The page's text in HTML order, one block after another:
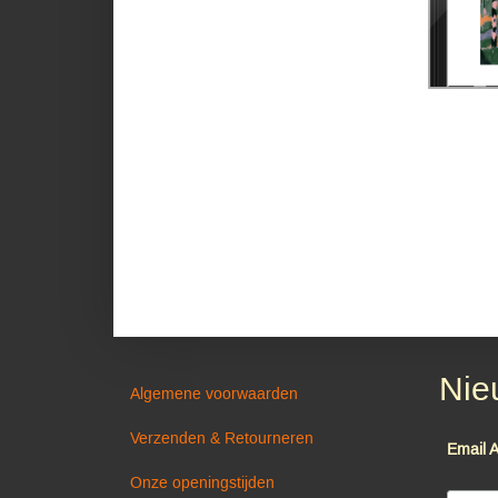
Algemene voorwaarden
Verzenden & Retourneren
Onze openingstijden
Email